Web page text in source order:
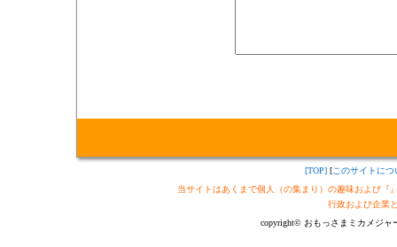
[TOP] [このサイトにつ
当サイトはあくまで個人（の集まり）の趣味および『
行政および企業
copyright© おもっさまミカメジャ